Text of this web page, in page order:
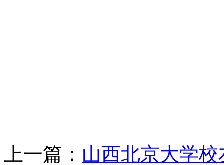
上一篇： 山西北京大学